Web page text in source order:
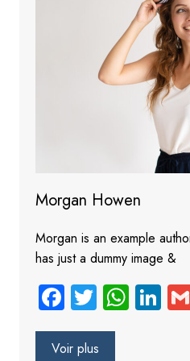
Morgan Howen
Morgan is an example
has just a dummy image &
Fa
ce
b
T
wi
tt
W
ha
Li
nk
Voir plus